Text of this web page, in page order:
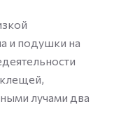
и подушки на
лучами два